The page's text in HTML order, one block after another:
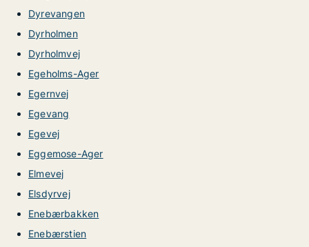
Dyrevangen
Dyrholmen
Dyrholmvej
Egeholms-Ager
Egernvej
Egevang
Egevej
Eggemose-Ager
Elmevej
Elsdyrvej
Enebærbakken
Enebærstien